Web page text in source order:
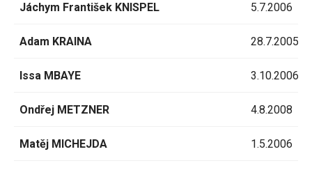
Jáchym František KNISPEL 5.7.2006
Adam KRAINA 28.7.2005
Issa MBAYE 3.10.2006
Ondřej METZNER 4.8.2008
Matěj MICHEJDA 1.5.2006